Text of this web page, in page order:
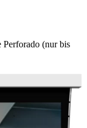
(nur bis